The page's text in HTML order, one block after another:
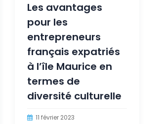
Les avantages
pour les
entrepreneurs
français expatriés
à l’île Maurice en
termes de
diversité culturelle
11 février 2023